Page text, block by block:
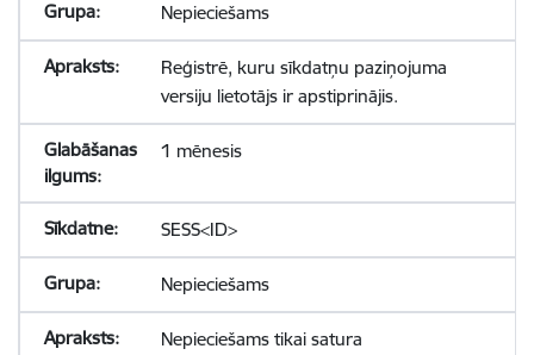
Nepieciešams
Reģistrē, kuru sīkdatņu paziņojuma
versiju lietotājs ir apstiprinājis.
1 mēnesis
SESS<ID>
Nepieciešams
Nepieciešams tikai satura